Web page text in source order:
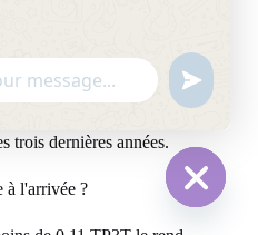
de trempe/laminage
5 à 7 jours. Nous
et fournissons des
à long terme avec
de sécuriser
notre taux de livraison à
trois dernières années.
à l'arrivée ?
u
n
e
f
i